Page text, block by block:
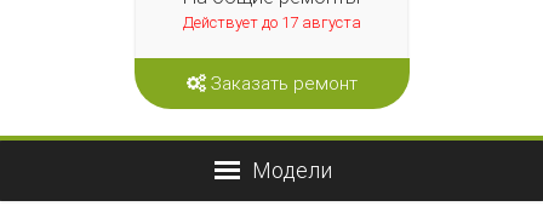
Действует до 17 августа
Заказать ремонт